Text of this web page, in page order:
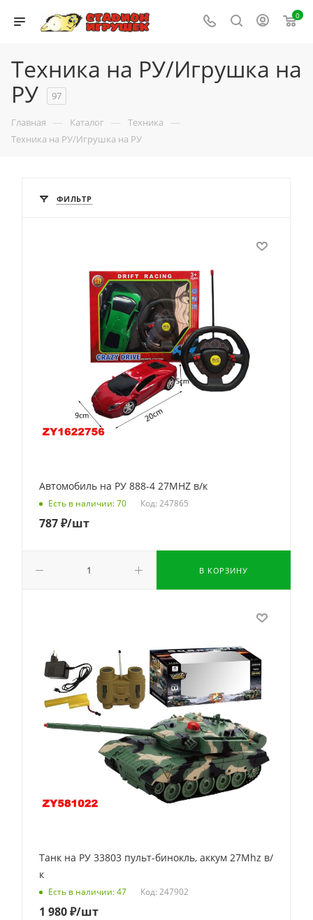
0
Техника на РУ/Игрушка на
РУ
97
Главная — Каталог — Техника —
Техника на РУ/Игрушка на РУ
ФИЛЬТР
Автомобиль на РУ 888-4 27MHZ в/к
Есть в наличии: 70 Код: 247865
787₽/шт
В КОРЗИНУ
Танк на РУ 33803 пульт-бинокль, аккум 27Mhz в/
к
Есть в наличии: 47 Код: 247902
1 980₽/шт